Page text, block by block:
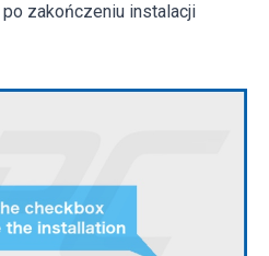
zakończeniu instalacji